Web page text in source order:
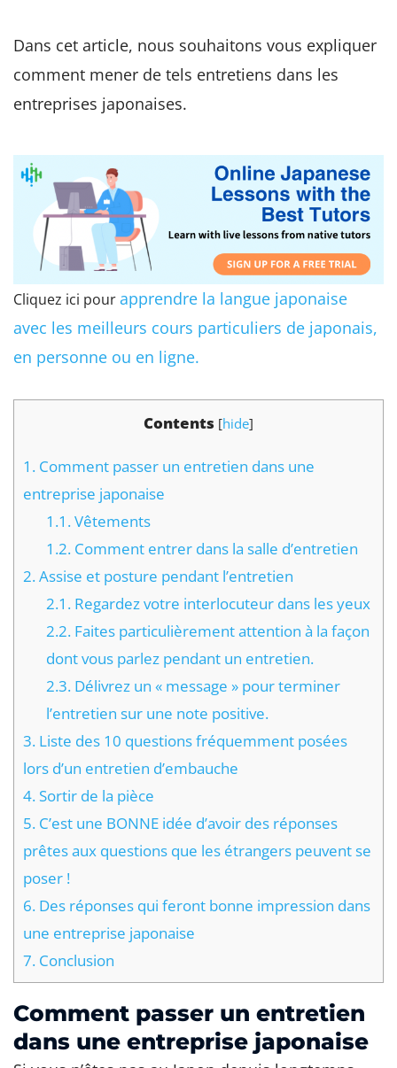
Dans cet article, nous souhaitons vous expliquer
comment mener de tels entretiens dans les
entreprises japonaises.
Cliquez ici pourapprendre la langue japonaise
avec les meilleurs cours particuliers de japonais,
en personne ou en ligne.
Contents [hide]
1. Comment passer un entretien dans une
entreprise japonaise
1.1.Vêtements
1.2.Comment entrer dans la salle d’entretien
2.Assise et posture pendant l’entretien
2.1.Regardez votre interlocuteur dans les yeux
2.2.Faites particulièrement attention à la façon
dont vous parlez pendant un entretien.
2.3.Délivrez un « message » pour terminer
l’entretien sur une note positive.
3. Liste des 10 questions fréquemment posées
lors d’un entretien d’embauche
4.Sortir de la pièce
5. C’est une BONNE idée d’avoir des réponses
prêtes aux questions que les étrangers peuvent se
poser !
6. Des réponses qui feront bonne impression dans
une entreprise japonaise
7. Conclusion
Comment passer un entretien
dans une entreprise japonaise